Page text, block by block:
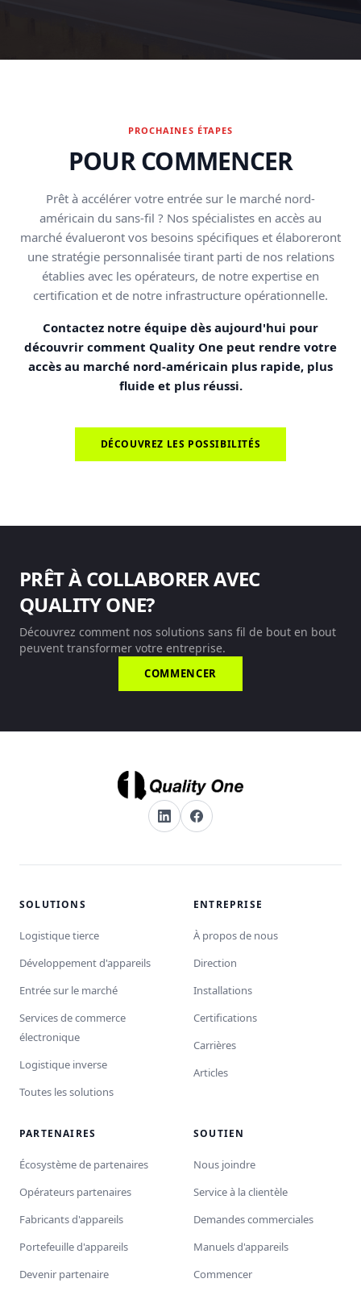
PROCHAINES ÉTAPES
POUR COMMENCER
Prêt à accélérer votre entrée sur le marché nord-
américain du sans-fil ? Nos spécialistes en accès au
marché évalueront vos besoins spécifiques et élaboreront
une stratégie personnalisée tirant parti de nos relations
établies avec les opérateurs, de notre expertise en
certification et de notre infrastructure opérationnelle.
Contactez notre équipe dès aujourd'hui pour
découvrir comment Quality One peut rendre votre
accès au marché nord-américain plus rapide, plus
fluide et plus réussi.
DÉCOUVREZ LES POSSIBILITÉS
PRÊT À COLLABORER AVEC
QUALITY ONE?
Découvrez comment nos solutions sans fil de bout en bout
peuvent transformer votre entreprise.
COMMENCER
SOLUTIONS
Logistique tierce
Développement d'appareils
Entrée sur le marché
Services de commerce
électronique
Logistique inverse
Toutes les solutions
ENTREPRISE
À propos de nous
Direction
Installations
Certifications
Carrières
Articles
PARTENAIRES
Écosystème de partenaires
Opérateurs partenaires
Fabricants d'appareils
Portefeuille d'appareils
Devenir partenaire
SOUTIEN
Nous joindre
Service à la clientèle
Demandes commerciales
Manuels d'appareils
Commencer